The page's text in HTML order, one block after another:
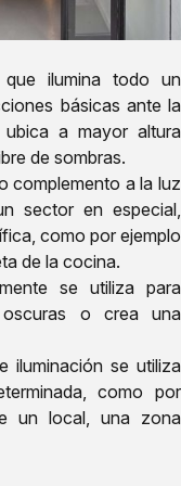
ilumina todo un
básicas ante la
a mayor altura
de sombras.
complemento a la luz
sector en especial,
como por ejemplo
de la cocina.
se utiliza para
oscuras o crea una
iluminación se utiliza
como por
un local, una zona